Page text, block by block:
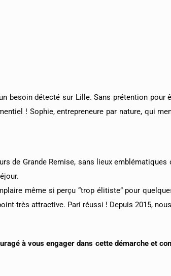
besoin détecté sur Lille. Sans prétention pour
! Sophie, entrepreneure par nature, qui
de Grande Remise, sans lieux emblématiques
même si perçu “trop élitiste” pour
très attractive. Pari réussi ! Depuis 2015,
à vous engager dans cette démarche et